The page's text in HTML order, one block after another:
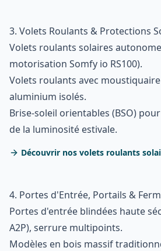
3. Volets Roulants & Protections
Volets roulants solaires
motorisation Somfy io RS100).
Volets roulants avec
aluminium isolés.
Brise-soleil orientables (BSO)
de la luminosité estivale.
Découvrir nos volets roulants
4. Portes d'Entrée, Portails &
Portes d'entrée blindées haute
A2P), serrure multipoints.
Modèles en bois massif